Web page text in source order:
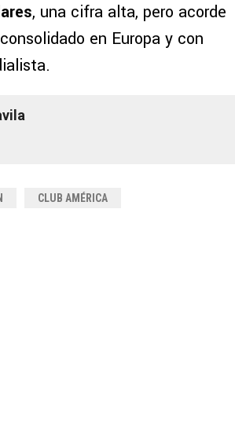
, una cifra alta, pero acorde
en Europa y con
CLUB AMÉRICA